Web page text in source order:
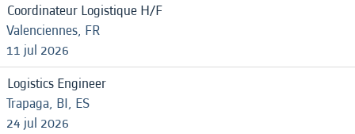
Coordinateur Logistique H/F
Valenciennes, FR
11 jul 2026
Logistics Engineer
Trapaga, BI, ES
24 jul 2026